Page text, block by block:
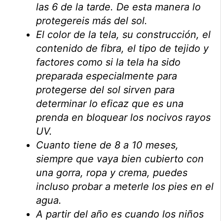
las 6 de la tarde. De esta manera lo
protegereis más del sol.
El color de la tela, su construcción, el
contenido de fibra, el tipo de tejido y
factores como si la tela ha sido
preparada especialmente para
protegerse del sol sirven para
determinar lo eficaz que es una
prenda en bloquear los nocivos rayos
UV.
Cuanto tiene de 8 a 10 meses,
siempre que vaya bien cubierto con
una gorra, ropa y crema, puedes
incluso probar a meterle los pies en el
agua.
A partir del año es cuando los niños